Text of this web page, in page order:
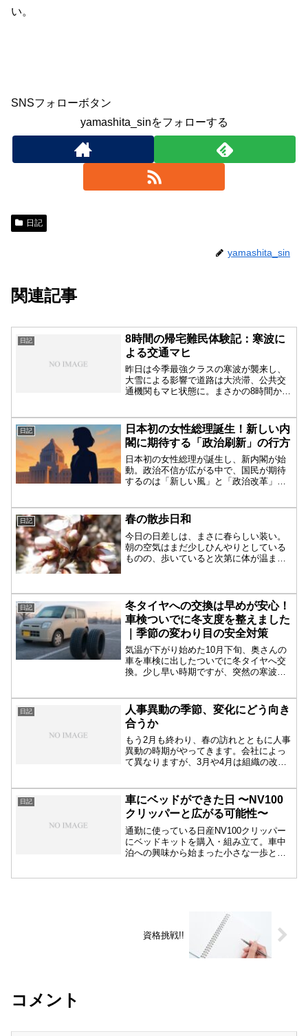
い。
SNSフォローボタン
yamashita_sinをフォローする
日記
yamashita_sin
関連記事
日記
8時間の帰宅難民体験記：寒波に
よる交通マヒ
昨日は今季最強クラスの寒波が襲来し、
大雪による影響で道路は大渋滞、公共交
通機関もマヒ状態に。まさかの8時間かけ
ルパンチ仕事を終えていつも通り帰路に
ついたのは夜9時ごろ。...
日記
日本初の女性総理誕生！新しい内
閣に期待する「政治刷新」の行方
日本初の女性総理が誕生し、新内閣が始
動。政治不信が広がる中で、国民が期待
するのは「新しい風」と「政治改革」。
日記 春の散歩日和
今日の日差しは、まさに春らしい装い。
朝の空気はまだ少しひんやりとしている
ものの、歩いていると次第に体が温ま
の人にはつらい季節でもありますが、そ
れでも外の景色に目を向けると...
日記
冬タイヤへの交換は早めが安心！
車検ついでに冬支度を整えました
｜季節の変わり目の安全対策
気温が下がり始めた10月下旬、奥さんの
車を車検に出したついでに冬タイヤへ交
換。少し早い時期ですが、突然の寒波や
リットを紹介。
日記
人事異動の季節、変化にどう向き
合うか
もう2月も終わり、春の訪れとともに人事
異動の時期がやってきます。会社によっ
て異なりますが、3月や4月は組織の改編
職場でも異動があり、残念ながら人数が
減ることになりました...
日記
車にベッドができた日 〜NV100
クリッパーと広がる可能性〜
通勤に使っている日産NV100クリッパー
にベッドキットを購入・組み立て。車中
泊への興味から始まった小さな一歩と、
資格挑戦!!
コメント